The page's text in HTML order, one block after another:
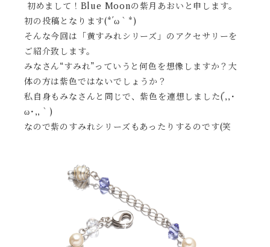
初めまして！Blue Moonの紫月あおいと申します。
初の投稿となります(*´ω｀*)
そんな今回は「黄すみれシリーズ」のアクセサリーを
ご紹介致します。
みなさん“すみれ”っていうと何色を想像しますか？大
体の方は紫色ではないでしょうか？
私自身もみなさんと同じで、紫色を連想しました(´,,･
ω･,,｀)
なので紫のすみれシリーズもあったりするのです(笑